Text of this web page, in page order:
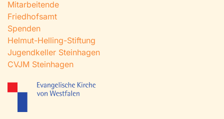
Mitarbeitende
Friedhofsamt
Spenden
Helmut-Helling-Stiftung
Jugendkeller Steinhagen
CVJM Steinhagen